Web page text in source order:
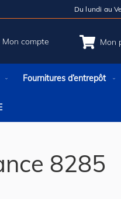
Du lundi au
Mon
Mon compte
Fournitures d’entrepôt
8285